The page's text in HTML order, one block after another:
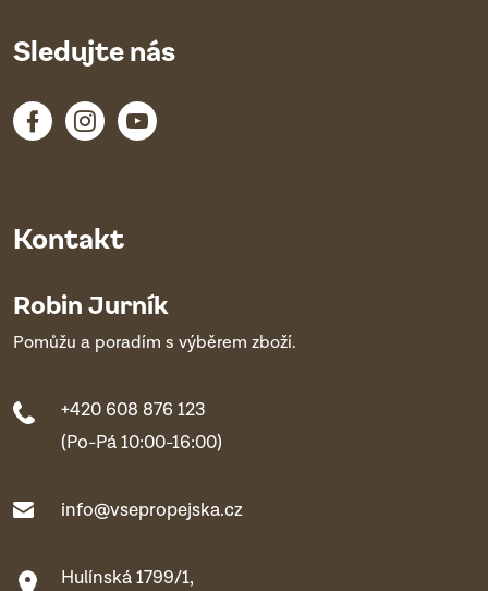
Kontakt
Robin Jurník
Pomůžu a poradím s výběrem zboží.
+420 608 876 123
(Po-Pá 10:00-16:00)
info@vsepropejska.cz
Hulínská 1799/1,
Sledujte nás